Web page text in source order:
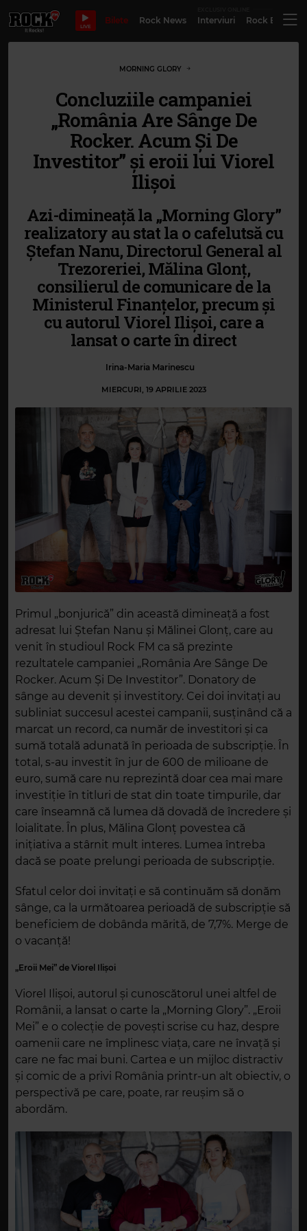
LIVE
Bilete Rock News Interviuri Rock
MORNING GLORY
Concluziile campaniei
„România Are Sânge De
Rocker. Acum Și De
Investitor” și eroii lui Viorel
Ilișoi
Azi-dimineață la „Morning Glory”
realizatory au stat la o cafelutsă cu
Ștefan Nanu, Directorul General al
Trezoreriei, Mălina Glonț,
consilierul de comunicare de la
Ministerul Finanțelor, precum și
cu autorul Viorel Ilișoi, care a
lansat o carte în direct
Irina-Maria Marinescu
MIERCURI, 19 APRILIE 2023
Primul „bonjurică” din această dimineață a fost
adresat lui Ștefan Nanu și Mălinei Glonț, care au
venit în studioul Rock FM ca să prezinte
rezultatele campaniei „România Are Sânge De
Rocker. Acum Și De Investitor”. Donatory de
sânge au devenit și investitory. Cei doi invitați au
subliniat succesul acestei campanii, susținând că a
marcat un record, ca număr de investitori și ca
sumă totală adunată în perioada de subscripție. În
total, s-au investit în jur de 600 de milioane de
euro, sumă care nu reprezintă doar cea mai mare
investiție în titluri de stat din toate timpurile, dar
care înseamnă că lumea dă dovadă de încredere și
loialitate. În plus, Mălina Glonț povestea că
inițiativa a stârnit mult interes. Lumea întreba
dacă se poate prelungi perioada de subscripție.
Sfatul celor doi invitați e să continuăm să donăm
sânge, ca la următoarea perioadă de subscripție să
beneficiem de dobânda mărită, de 7,7%. Merge de
o vacanță!
„Eroii Mei” de Viorel Ilișoi
Viorel Ilișoi, autorul și cunoscătorul unei altfel de
Românii, a lansat o carte la „Morning Glory”. „Eroii
Mei” e o colecție de povești scrise cu haz, despre
oamenii care ne împlinesc viața, care ne învață și
care ne fac mai buni. Cartea e un mijloc distractiv
și comic de a privi România printr-un alt obiectiv, o
perspectivă pe care, poate, rar reușim să o
abordăm.